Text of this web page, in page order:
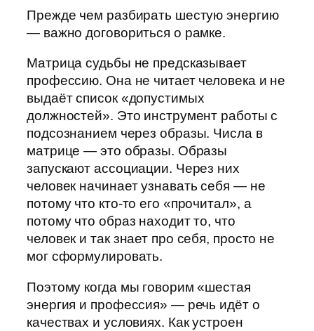
Прежде чем разбирать шестую энергию
— важно договориться о рамке.
Матрица судьбы не предсказывает
профессию. Она не читает человека и не
выдаёт список «допустимых
должностей». Это инструмент работы с
подсознанием через образы. Числа в
матрице — это образы. Образы
запускают ассоциации. Через них
человек начинает узнавать себя — не
потому что кто-то его «прочитал», а
потому что образ находит то, что
человек и так знает про себя, просто не
мог сформулировать.
Поэтому когда мы говорим «шестая
энергия и профессия» — речь идёт о
качествах и условиях. Как устроен